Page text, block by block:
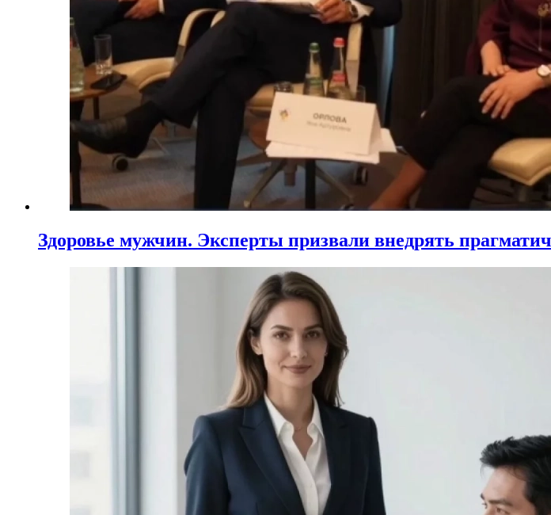
Здоровье мужчин. Эксперты призвали внедрять